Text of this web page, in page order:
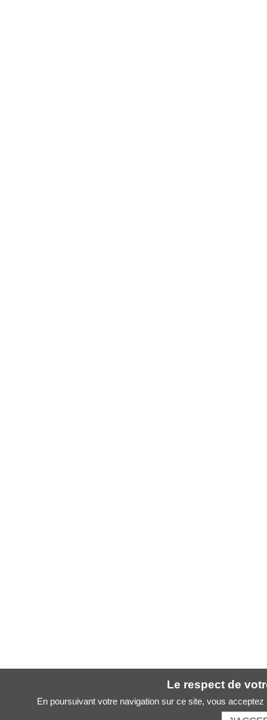
Le respect de
En poursuivant votre navigation sur ce site, vous